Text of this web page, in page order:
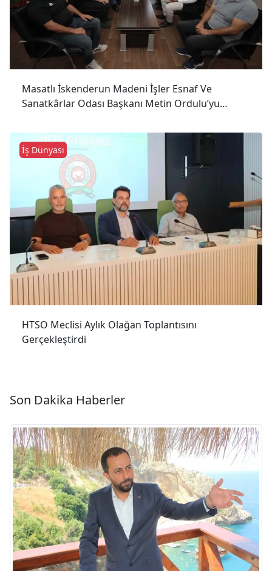
Masatlı İskenderun Madeni İşler Esnaf Ve
Sanatkârlar Odası Başkanı Metin Ordulu’yu
HTSO Meclisi Aylık Olağan Toplantısını
Gerçekleştirdi
İş Dünyası
Son Dakika Haberler